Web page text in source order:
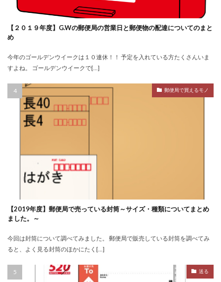
【２０１９年度】G.Wの郵便局の営業日と郵便物の配達についてのまと
め
今年のゴールデンウイークは１０連休！！ 予定を入れている方たくさんいま
すよね。 ゴールデンウイークで[…]
郵便局で買えるモノ
【2019年度】郵便局で売っている封筒～サイズ・種類についてまとめ
ました。～
今回は封筒について調べてみました。 郵便局で販売している封筒を調べてみ
ると、よく見る封筒のほかにたく[…]
送る